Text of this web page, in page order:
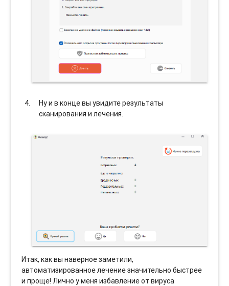
Ну и в конце вы увидите результаты
сканирования и лечения.
Итак, как вы наверное заметили,
автоматизированное лечение значительно быстрее
и проще! Лично у меня избавление от вируса